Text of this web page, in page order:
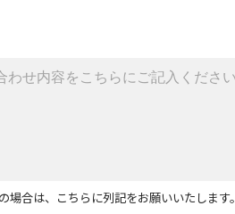
場合は、こちらに列記をお願いいたします。